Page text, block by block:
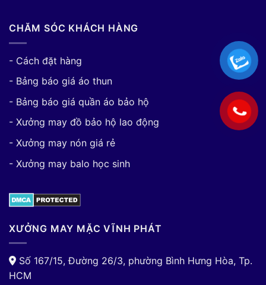
CHĂM SÓC KHÁCH HÀNG
- Cách đặt hàng
- Bảng báo giá áo thun
- Bảng báo giá quần áo bảo hộ
- Xưởng may đồ bảo hộ lao động
- Xưởng may nón giá rẻ
- Xưởng may balo học sinh
XƯỞNG MAY MẶC VĨNH PHÁT
Số 167/15, Đường 26/3, phường Bình Hưng Hòa, Tp.
HCM